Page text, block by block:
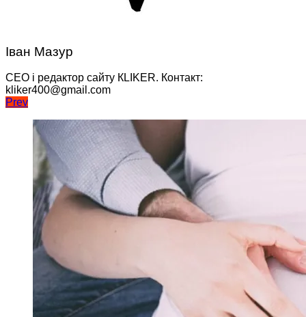
Іван Мазур
CEO і редактор сайту КLIKER. Контакт:
kliker400@gmail.com
Навігація
записів
Prev